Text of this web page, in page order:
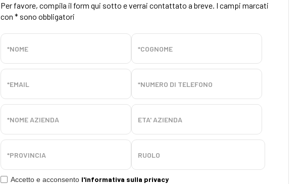
Per favore, compila il form qui sotto e verrai contattato a breve. I campi marcati
con * sono obbligatori
Accetto e acconsento l'informativa sulla privacy